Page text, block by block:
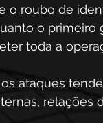
o roubo de
o
toda a
ataques
relações